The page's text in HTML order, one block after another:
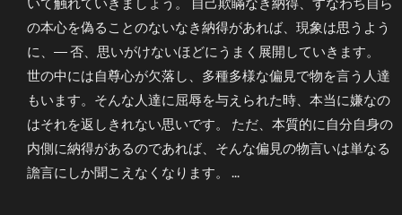
の本心を偽ることのないなき納得があれば、現象は思うよう
に、― 否、思いがけないほどにうまく展開していきます。
世の中には自尊心が欠落し、多種多様な偏見で物を言う人達
もいます。そんな人達に屈辱を与えられた時、本当に嫌なの
はそれを返しきれない思いです。 ただ、本質的に自分自身の
内側に納得があるのであれば、そんな偏見の物言いは単なる
譫言にしか聞こえなくなります。 ...